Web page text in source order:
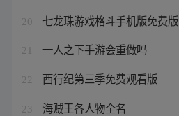
20 七龙珠游戏格斗手机版免费版
21 一人之下手游会重做吗
22 西行纪第三季免费观看版
23 海贼王各人物全名